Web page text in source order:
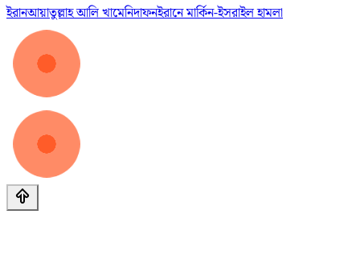
ইরানআয়াতুল্লাহ আলি খামেনিদাফনইরানে মার্কিন-ইসরাইল হামলা